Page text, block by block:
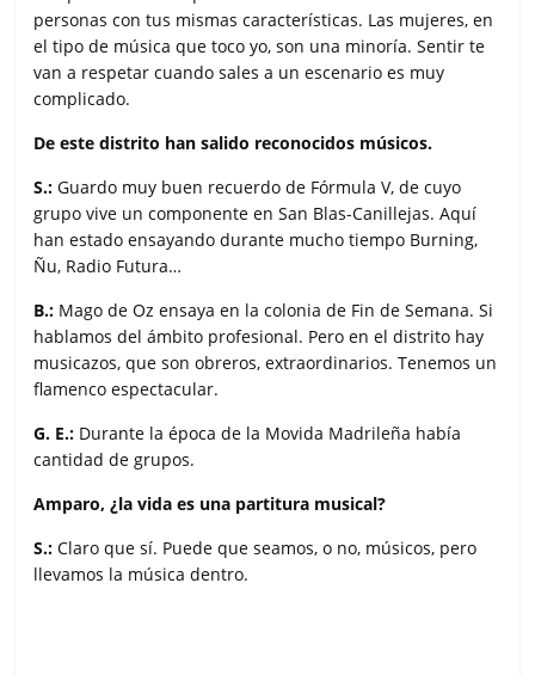
personas con tus mismas características. Las mujeres, en
el tipo de música que toco yo, son una minoría. Sentir te
van a respetar cuando sales a un escenario es muy
complicado.
De este distrito han salido reconocidos músicos.
S.: Guardo muy buen recuerdo de Fórmula V, de cuyo
grupo vive un componente en San Blas-Canillejas. Aquí
han estado ensayando durante mucho tiempo Burning,
Ñu, Radio Futura…
B.: Mago de Oz ensaya en la colonia de Fin de Semana. Si
hablamos del ámbito profesional. Pero en el distrito hay
musicazos, que son obreros, extraordinarios. Tenemos un
flamenco espectacular.
G. E.: Durante la época de la Movida Madrileña había
cantidad de grupos.
Amparo, ¿la vida es una partitura musical?
S.: Claro que sí. Puede que seamos, o no, músicos, pero
llevamos la música dentro.